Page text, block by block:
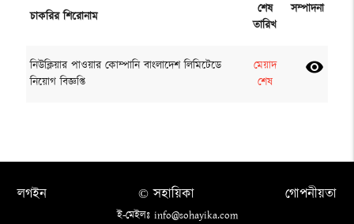
চাকরির শিরোনাম
শেষ
তারিখ
সম্পাদনা
নিউক্লিয়ার পাওয়ার কোম্পানি বাংলাদেশ লিমিটেডে
নিয়োগ বিজ্ঞপ্তি
মেয়াদ
শেষ
visibility
লগইন গোপনীয়তা
© সহায়িকা
ই-মেইলঃ info@sohayika.com